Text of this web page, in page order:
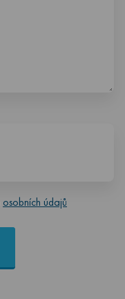
osobních údajů